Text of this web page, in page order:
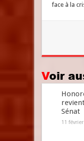
face à la
Voir
Sénat
11